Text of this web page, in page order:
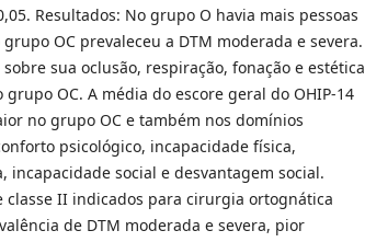
Resultados: No grupo O havia mais pessoas
OC prevaleceu a DTM moderada e severa.
sua oclusão, respiração, fonação e estética
OC. A média do escore geral do OHIP-14
no grupo OC e também nos domínios
psicológico, incapacidade física,
incapacidade social e desvantagem social.
classe II indicados para cirurgia ortognática
de DTM moderada e severa, pior